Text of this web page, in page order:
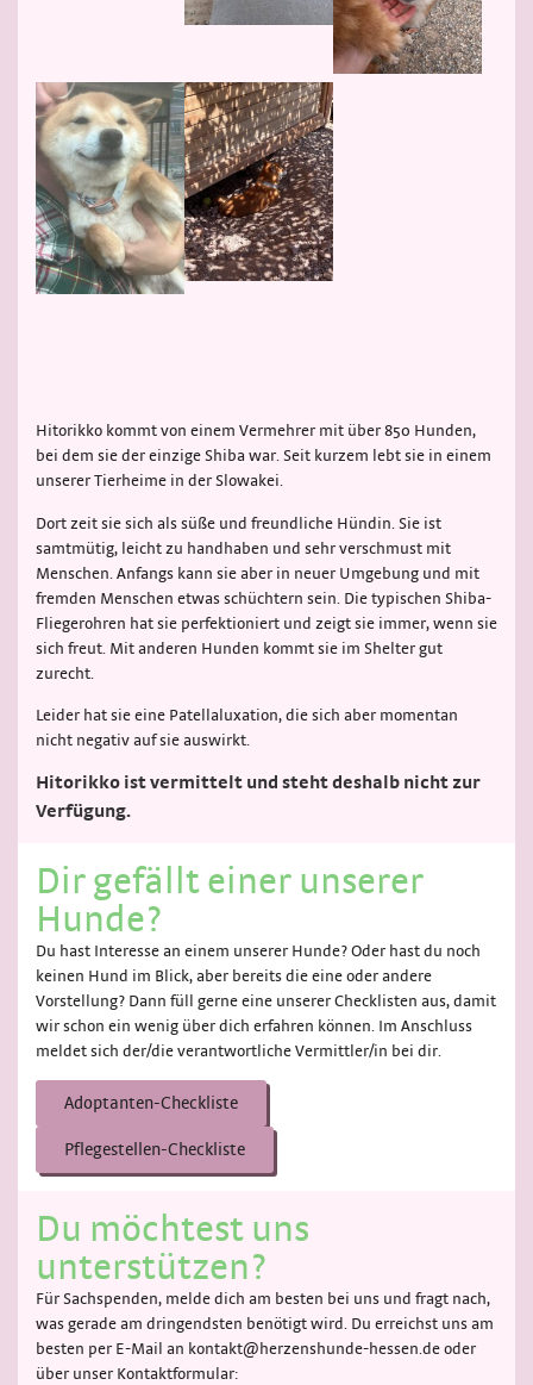
Hitorikko kommt von einem Vermehrer mit über 850 Hunden,
bei dem sie der einzige Shiba war. Seit kurzem lebt sie in einem
unserer Tierheime in der Slowakei.
Dort zeit sie sich als süße und freundliche Hündin. Sie ist
samtmütig, leicht zu handhaben und sehr verschmust mit
Menschen. Anfangs kann sie aber in neuer Umgebung und mit
fremden Menschen etwas schüchtern sein. Die typischen Shiba-
Fliegerohren hat sie perfektioniert und zeigt sie immer, wenn sie
sich freut. Mit anderen Hunden kommt sie im Shelter gut
zurecht.
Leider hat sie eine Patellaluxation, die sich aber momentan
nicht negativ auf sie auswirkt.
Hitorikko ist vermittelt und steht deshalb nicht zur
Verfügung.
Dir gefällt einer unserer
Hunde?
Du hast Interesse an einem unserer Hunde? Oder hast du noch
keinen Hund im Blick, aber bereits die eine oder andere
Vorstellung? Dann füll gerne eine unserer Checklisten aus, damit
wir schon ein wenig über dich erfahren können. Im Anschluss
meldet sich der/die verantwortliche Vermittler/in bei dir.
Adoptanten-Checkliste
Pflegestellen-Checkliste
Du möchtest uns
unterstützen?
Für Sachspenden, melde dich am besten bei uns und fragt nach,
was gerade am dringendsten benötigt wird. Du erreichst uns am
besten per E-Mail an kontakt@herzenshunde-hessen.de oder
über unser Kontaktformular: